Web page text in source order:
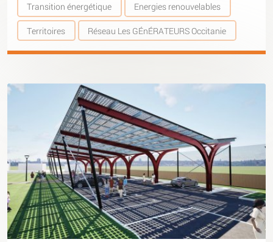
Transition énergétique Energies renouvelables
Territoires Réseau Les GÉnÉRATEURS Occitanie